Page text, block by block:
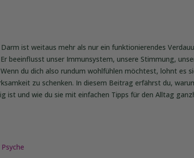
ist weitaus mehr als nur ein funktionierendes
beeinflusst unser Immunsystem, unsere Stimmung,
du dich also rundum wohlfühlen möchtest, lohnt es
zu schenken. In diesem Beitrag erfährst du,
ist und wie du sie mit einfachen Tipps für den Alltag
Psyche